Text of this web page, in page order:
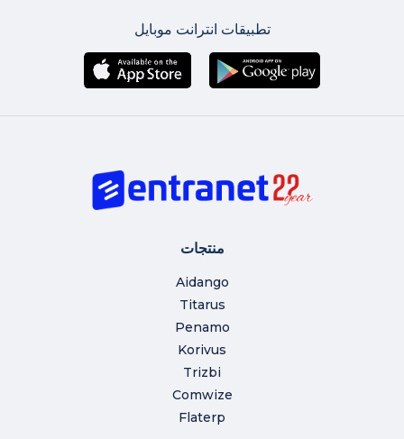
تطبيقات انترانت موبايل
منتجات
Aidango
Titarus
Penamo
Korivus
Trizbi
Comwize
Flaterp